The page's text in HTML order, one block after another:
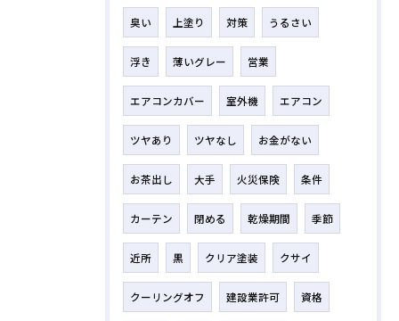
臭い 上塗り 対策 うるさい
浮き 薄いグレー 営業
エアコンカバー 室外機 エアコン
ツヤあり ツヤなし お金がない
お茶出し 大手 火災保険 条件
カーテン 閉める 乾燥期間 季節
近所 黒 クリア塗装 クサイ
クーリングオフ 建設業許可 資格